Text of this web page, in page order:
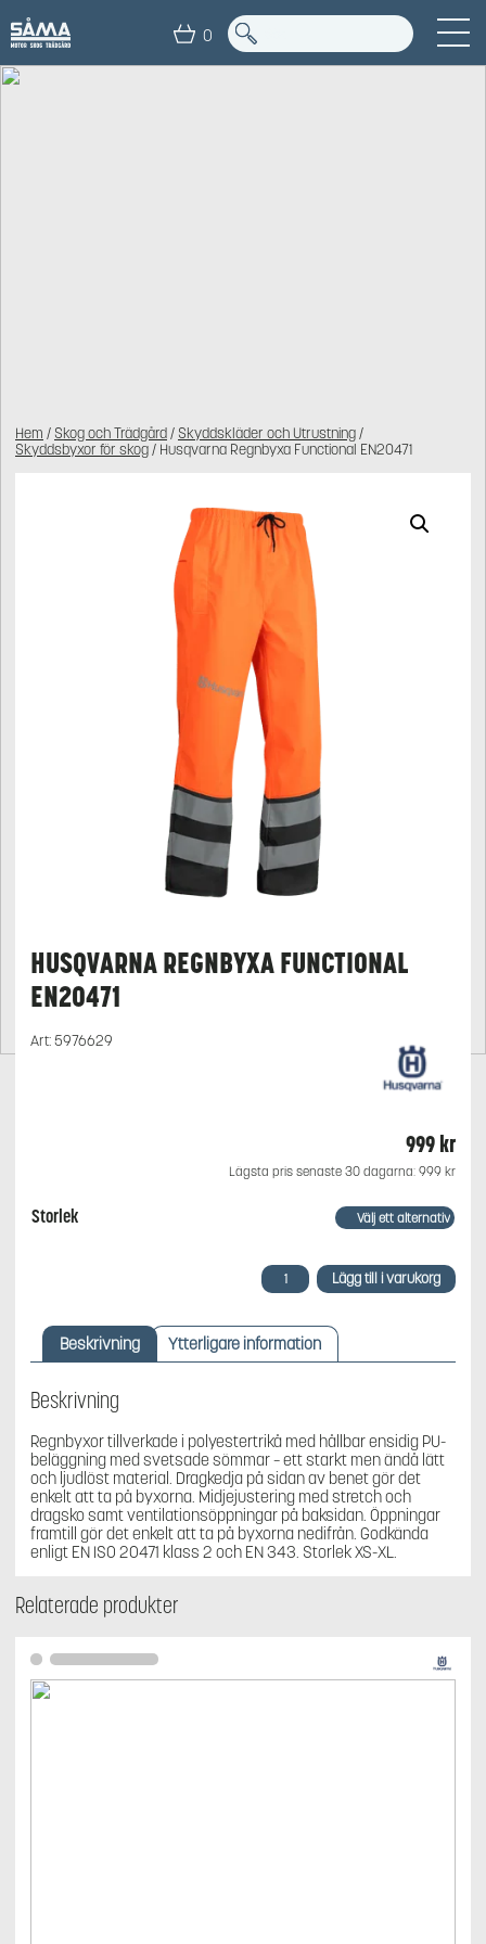
0
Hem / Skog och Trädgård/ Skyddskläder och Utrustning/
Skyddsbyxor för skog/ Husqvarna Regnbyxa Functional EN20471
HUSQVARNA REGNBYXA FUNCTIONAL
EN20471
Art:5976629
999kr
Lägsta pris senaste 30 dagarna: 999 kr
Storlek
Husqvarna
Regnbyxa
EN20471
mängd
Lägg till i varukorg
Beskrivning Ytterligare information
Beskrivning
Regnbyxor tillverkade i polyestertrikå med hållbar ensidig PU-
beläggning med svetsade sömmar – ett starkt men ändå lätt
och ljudlöst material. Dragkedja på sidan av benet gör det
enkelt att ta på byxorna. Midjejustering med stretch och
dragsko samt ventilationsöppningar på baksidan. Öppningar
framtill gör det enkelt att ta på byxorna nedifrån. Godkända
enligt EN ISO 20471 klass 2 och EN 343. Storlek XS-XL.
Relaterade produkter